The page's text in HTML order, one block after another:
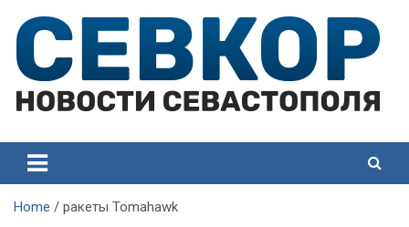
content
Севастополя
Севастополя
Home ракеты Tomahawk